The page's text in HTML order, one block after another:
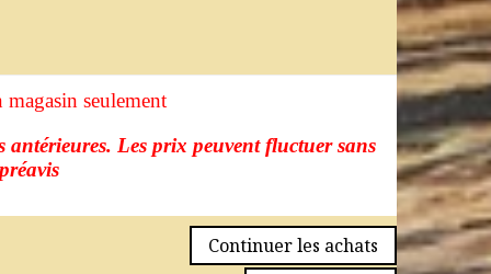
seulement
antérieures. Les prix peuvent fluctuer sans
préavis
Continuer les achats